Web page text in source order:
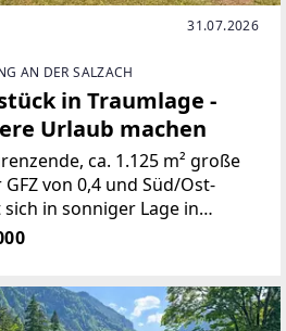
31.07.2026
AN DER SALZACH
in Traumlage -
Urlaub machen
ca. 1.125 m² große
von 0,4 und Süd/Ost-
in sonniger Lage in
in das Bluntautal.Bei der
sind diverse Optionen